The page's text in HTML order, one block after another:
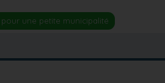
une petite municipalité